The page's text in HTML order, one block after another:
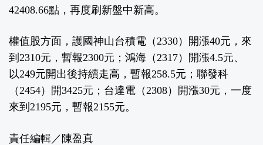
42408.66點，再度刷新盤中新高。
權值股方面，護國神山台積電（2330）開漲40元，來
到2310元，暫報2300元；鴻海（2317）開漲4.5元、
以249元開出後持續走高，暫報258.5元；聯發科
（2454）開3425元；台達電（2308）開漲30元，一度
來到2195元，暫報2155元。
責任編輯／陳盈真